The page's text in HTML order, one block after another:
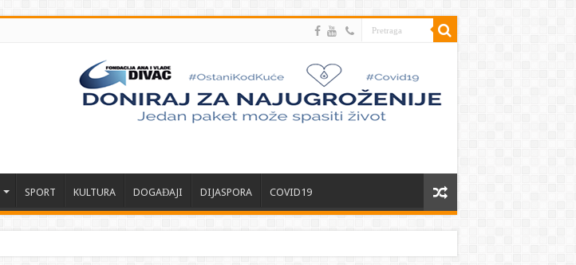
SPORT KULTURA DOGAĐAJI DIJASPORA COVID19